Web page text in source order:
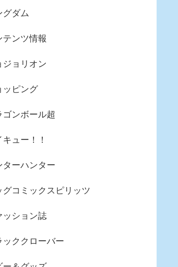
グダム
テンツ情報
ジョリオン
ッピング
ゴンボール超
ュー！！
ターハンター
グコミックスピリッツ
ッション誌
ッククローバー